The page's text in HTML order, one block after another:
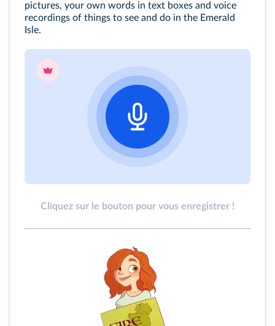
pictures, your own words in text boxes and voice
recordings of things to see and do in the Emerald
Isle.
Cliquez sur le bouton pour vous enregistrer !